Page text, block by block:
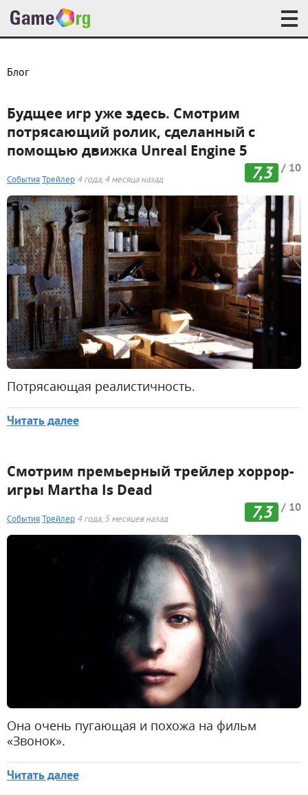
Блог
Будщее игр уже здесь. Смотрим
потрясающий ролик, сделанный c
помощью движка Unreal Engine 5
7,3 / 10
СобытияТрейлер 4 года, 4 месяца назад
Потрясающая реалистичность.
Читать далее
Смотрим премьерный трейлер хоррор-
игры Martha Is Dead
7,3 / 10
СобытияТрейлер 4 года, 5 месяцев назад
Она очень пугающая и похожа на фильм
«Звонок».
Читать далее